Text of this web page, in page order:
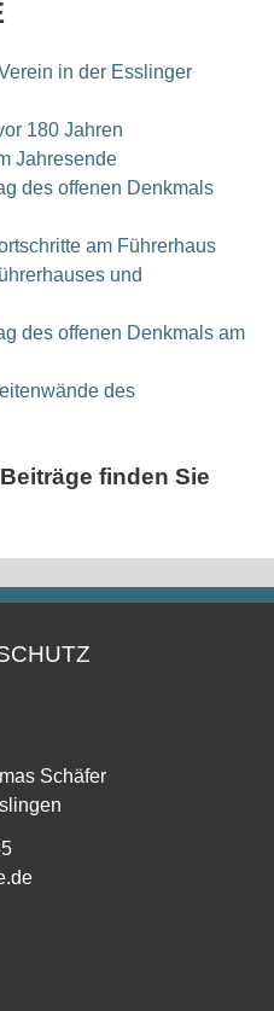
in der Esslinger
180 Jahren
Jahresende
des offenen Denkmals
am Führerhaus
und
des offenen Denkmals am
des
finden Sie
Schäfer